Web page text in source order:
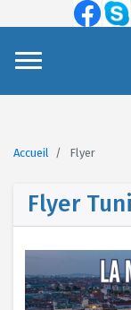
Accueil Flyer
Flyer